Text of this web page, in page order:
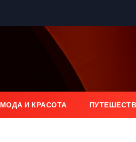
МОДА И КРАСОТА